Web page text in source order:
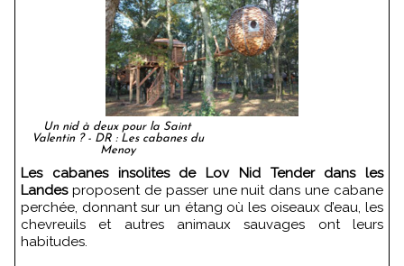
Un nid à deux pour la Saint
Valentin ? - DR : Les cabanes du
Menoy
Les cabanes insolites de Lov Nid Tender dans les
Landesproposent de passer une nuit dans une cabane
perchée, donnant sur un étang où les oiseaux d’eau, les
chevreuils et autres animaux sauvages ont leurs
habitudes.